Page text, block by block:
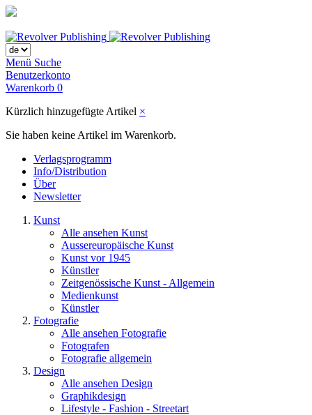
Menü Suche
Benutzerkonto
Warenkorb 0
Kürzlich hinzugefügte Artikel ×
Sie haben keine Artikel im Warenkorb.
Verlagsprogramm
Info/Distribution
Über
Newsletter
Kunst
Alle ansehen Kunst
Aussereuropäische Kunst
Kunst vor 1945
Künstler
Zeitgenössische Kunst - Allgemein
Medienkunst
Künstler
Fotografie
Alle ansehen Fotografie
Fotografen
Fotografie allgemein
Design
Alle ansehen Design
Graphikdesign
Lifestyle - Fashion - Streetart